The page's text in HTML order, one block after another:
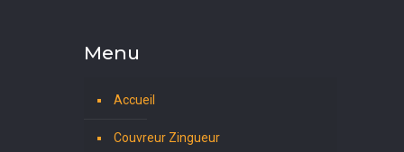
Menu
Accueil
Couvreur Zingueur